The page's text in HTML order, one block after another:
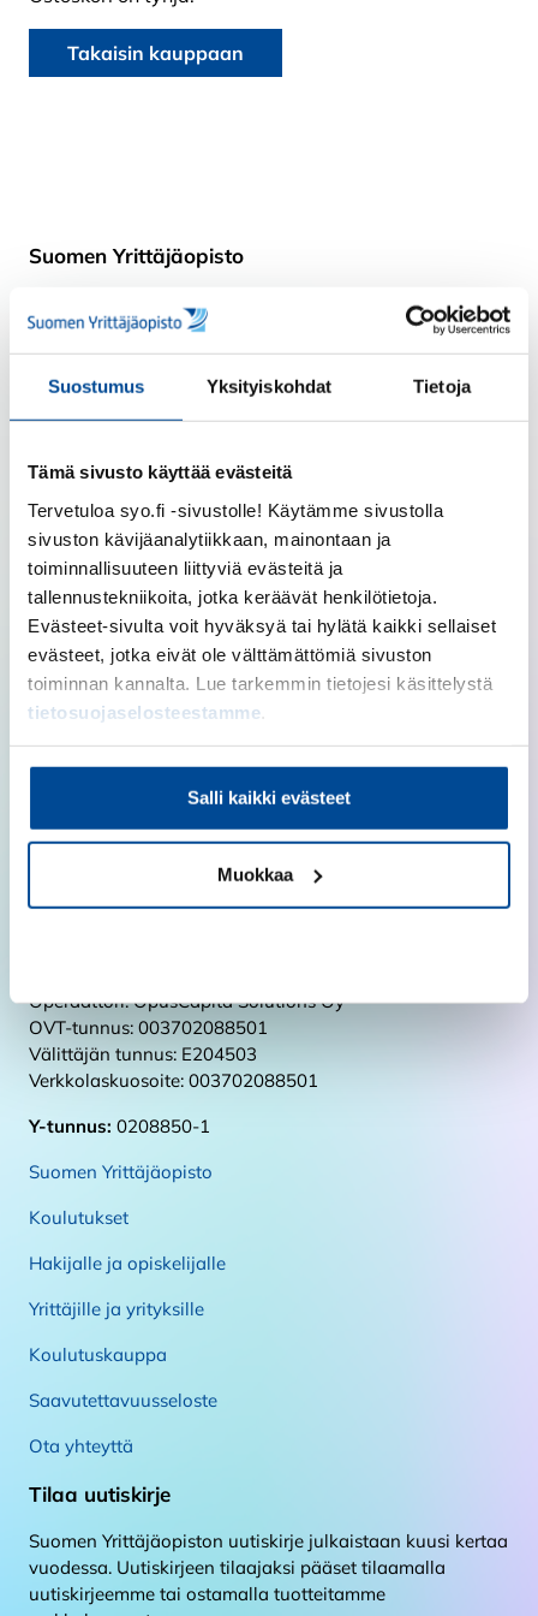
Suostumus Yksityiskohdat Tietoja
Tämä sivusto käyttää evästeitä
Tervetuloa syo.fi -sivustolle! Käytämme sivustolla
sivuston kävijäanalytiikkaan, mainontaan ja
toiminnallisuuteen liittyviä evästeitä ja
tallennustekniikoita, jotka keräävät henkilötietoja.
Evästeet-sivulta voit hyväksyä tai hylätä kaikki sellaiset
evästeet, jotka eivät ole välttämättömiä sivuston
toiminnan kannalta. Lue tarkemmin tietojesi käsittelystä
tietosuojaselosteestamme
Salli kaikki evästeet
Muokkaa
Takaisin kauppaan
Suomen Yrittäjäopisto
020 111 4000 (vaihde)
Sähköpostiosoitteet:
Nikolaintie 10, 62200 Kauhava
Seuraa meitä
LinkedIn
Facebook
Instagram
TikTok
YouTube
Laskutusosoitteemme
Suomen Yrittäjäopisto Oy
ecit003702088501
831 07 ÖSTERSUND
Operaattori: OpusCapita Solutions Oy
OVT-tunnus: 003702088501
Välittäjän tunnus: E204503
Verkkolaskuosoite: 003702088501
Y-tunnus: 0208850-1
Suomen Yrittäjäopisto
Koulutukset
Hakijalle ja opiskelijalle
Yrittäjille ja yrityksille
Koulutuskauppa
Saavutettavuusseloste
Ota yhteyttä
Tilaa uutiskirje
Suomen Yrittäjäopiston uutiskirje julkaistaan kuusi kertaa
vuodessa. Uutiskirjeen tilaajaksi pääset tilaamalla
uutiskirjeemme tai ostamalla tuotteitamme